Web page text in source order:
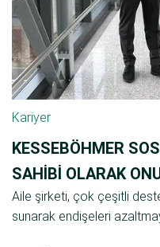
Kariyer
KESSEBÖHMER
SAHIBI OLARAK
Aile şirketi, çok çeşitli
sunarak endişeleri